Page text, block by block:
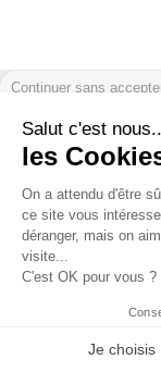
À PROPOS
À DÉCOUVRIR
MON COMPTE
Conditions
Continuer sans
Salut c'est
les
On a attendu d'être
ce site vous
déranger, mais on
visite...
C'est OK pour vous ?
Je choisis